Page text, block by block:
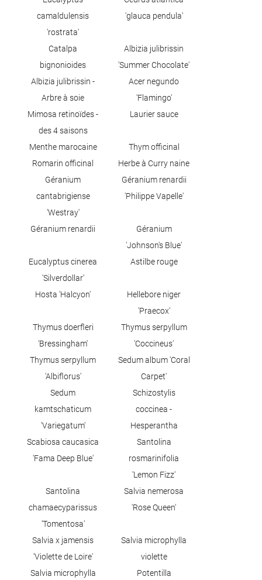
camaldulensis
'rostrata'
'glauca pendula'
Catalpa
bignonioides
Albizia julibrissin
'Summer Chocolate'
Albizia julibrissin -
Arbre à soie
Acer negundo
'Flamingo'
Mimosa retinoïdes -
des 4 saisons
Laurier sauce
Menthe marocaine
Thym officinal
Romarin officinal
Herbe à Curry naine
Géranium
cantabrigiense
'Westray'
Géranium renardii
'Philippe Vapelle'
Géranium renardii
Géranium
'Johnson's Blue'
Eucalyptus cinerea
'Silverdollar'
Astilbe rouge
Hosta 'Halcyon'
Hellebore niger
'Praecox'
Thymus doerfleri
'Bressingham'
Thymus serpyllum
'Coccineus'
Thymus serpyllum
'Albiflorus'
Sedum album 'Coral
Carpet'
Sedum
kamtschaticum
'Variegatum'
Schizostylis
coccinea -
Hesperantha
Scabiosa caucasica
'Fama Deep Blue'
Santolina
rosmarinifolia
'Lemon Fizz'
Santolina
chamaecyparissus
'Tomentosa'
Salvia nemerosa
'Rose Queen'
Salvia x jamensis
'Violette de Loire'
Salvia microphylla
violette
Salvia microphylla
Potentilla